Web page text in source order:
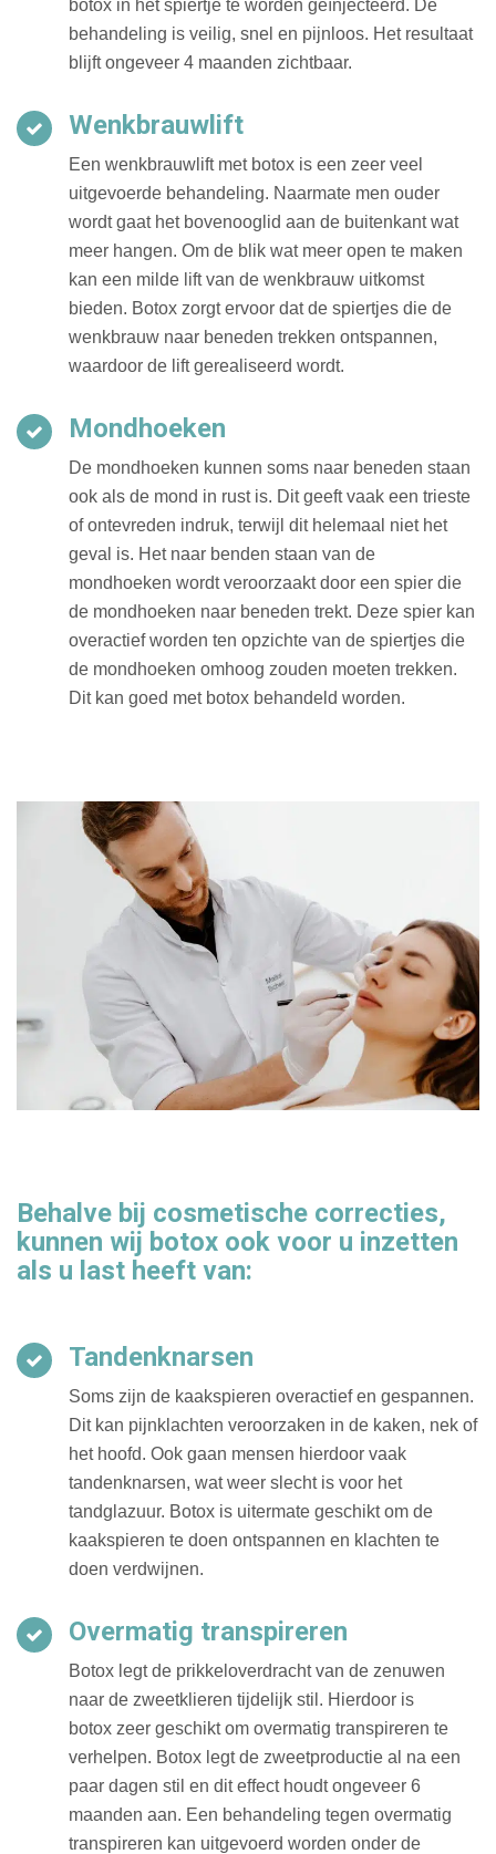
botox in het spiertje te worden geïnjecteerd. De
behandeling is veilig, snel en pijnloos. Het resultaat
blijft ongeveer 4 maanden zichtbaar.
Wenkbrauwlift
Een wenkbrauwlift met botox is een zeer veel
uitgevoerde behandeling. Naarmate men ouder
wordt gaat het bovenooglid aan de buitenkant wat
meer hangen. Om de blik wat meer open te maken
kan een milde lift van de wenkbrauw uitkomst
bieden. Botox zorgt ervoor dat de spiertjes die de
wenkbrauw naar beneden trekken ontspannen,
waardoor de lift gerealiseerd wordt.
Mondhoeken
De mondhoeken kunnen soms naar beneden staan
ook als de mond in rust is. Dit geeft vaak een trieste
of ontevreden indruk, terwijl dit helemaal niet het
geval is. Het naar benden staan van de
mondhoeken wordt veroorzaakt door een spier die
de mondhoeken naar beneden trekt. Deze spier kan
overactief worden ten opzichte van de spiertjes die
de mondhoeken omhoog zouden moeten trekken.
Dit kan goed met botox behandeld worden.
Behalve bij cosmetische correcties,
kunnen wij botox ook voor u inzetten
als u last heeft van:
Tandenknarsen
Soms zijn de kaakspieren overactief en gespannen.
Dit kan pijnklachten veroorzaken in de kaken, nek of
het hoofd. Ook gaan mensen hierdoor vaak
tandenknarsen, wat weer slecht is voor het
tandglazuur. Botox is uitermate geschikt om de
kaakspieren te doen ontspannen en klachten te
doen verdwijnen.
Overmatig transpireren
Botox legt de prikkeloverdracht van de zenuwen
naar de zweetklieren tijdelijk stil. Hierdoor is
botox zeer geschikt om overmatig transpireren te
verhelpen. Botox legt de zweetproductie al na een
paar dagen stil en dit effect houdt ongeveer 6
maanden aan. Een behandeling tegen overmatig
transpireren kan uitgevoerd worden onder de